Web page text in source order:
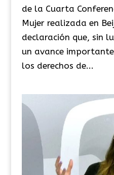
de la Cuarta
Mujer realizada en
declaración que, sin
un avance
los derechos de...